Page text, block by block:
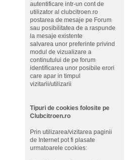
autentificare intr-un cont de
utilizator al clubcitroen.ro
postarea de mesaje pe Forum
sau posibilitatea de a raspunde
la mesaje existente
salvarea unor preferinte privind
modul de vizualizare a
continutului de pe forum
identificarea unor posibile erori
care apar in timpul
vizitarii/utilizarii
Tipuri de cookies folosite pe
Clubcitroen.ro
Prin utilizarea/vizitarea paginii
de Internet pot fi plasate
urmatoarele cookies: